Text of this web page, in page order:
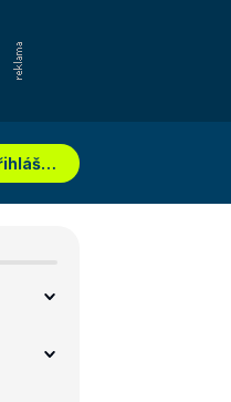
Přihlášení